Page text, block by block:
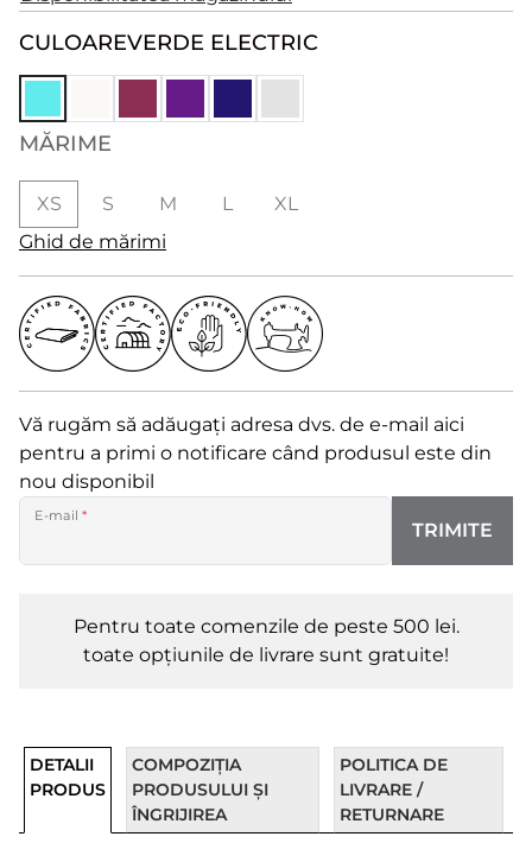
CULOAREVERDE ELECTRIC
MĂRIME
XS S M L
XL
Ghid de mărimi
Vă rugăm să adăugați adresa dvs. de e-mail aici
pentru a primi o notificare când produsul este din
nou disponibil
E-mail*
TRIMITE
Pentru toate comenzile de peste 500 lei.
toate opțiunile de livrare sunt gratuite!
DETALII
PRODUS
COMPOZIȚIA
PRODUSULUI ȘI
ÎNGRIJIREA
POLITICA DE
LIVRARE /
RETURNARE